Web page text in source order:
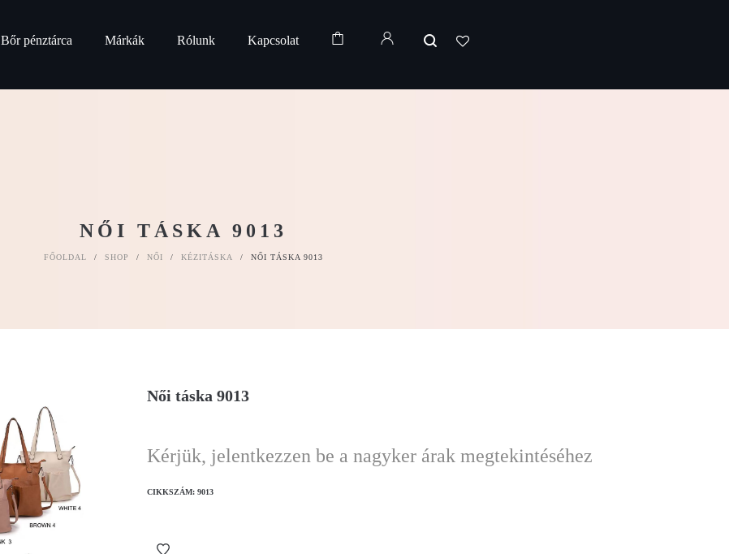
Bőr pénztárca Márkák Rólunk Kapcsolat
NŐI TÁSKA 9013
FŐOLDAL / SHOP / NŐI / KÉZITÁSKA / NŐI TÁSKA 9013
Női táska 9013
Kérjük, jelentkezzen be a nagyker árak megtekintéséhez
CIKKSZÁM: 9013